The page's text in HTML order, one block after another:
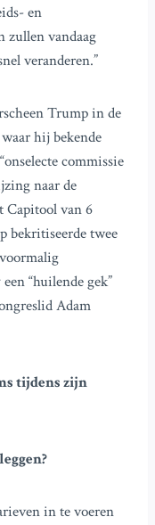
en
zullen vandaag
veranderen.”
Trump in de
hij bekende
commissie
naar de
Capitool van 6
bekritiseerde twee
“huilende gek”
Adam
tijdens zijn
in te voeren